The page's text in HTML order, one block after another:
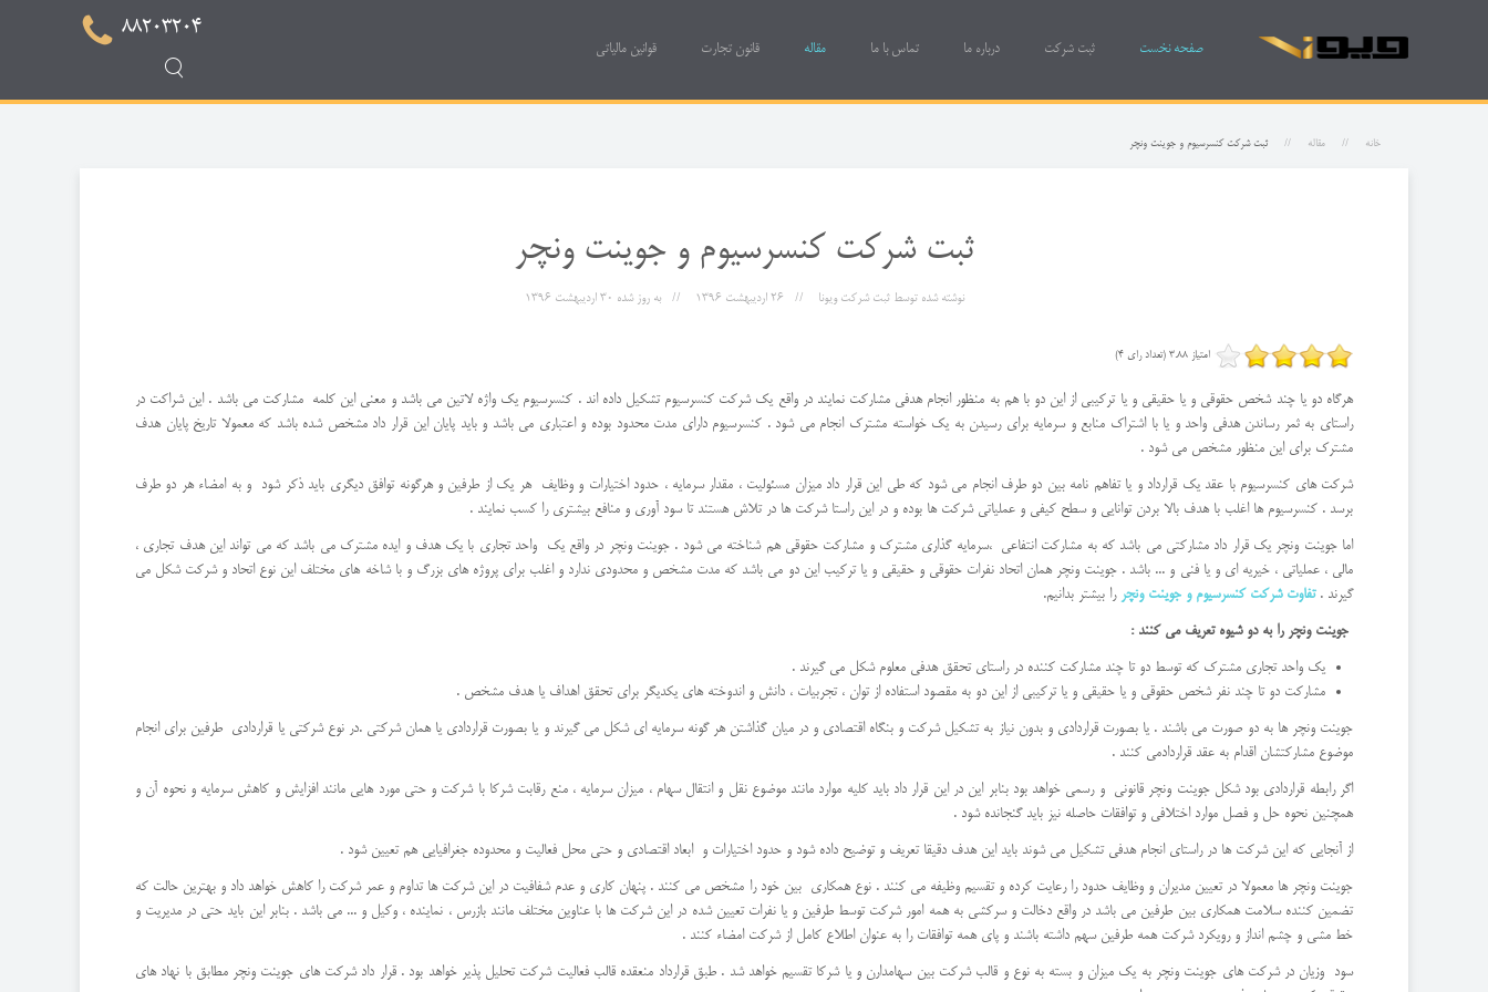
صفحه نخست ثبت شرکت درباره ما تماس با ما مقاله قانون تجارت قوانین مالیاتی
88203204
خانه مقاله ثبت شرکت کنسرسیوم و جوینت ونچر
ثبت شرکت کنسرسیوم و جوینت ونچر
نوشته شده توسطثبت شرکت ویونا 26 ارديبهشت 1396 به روز شده 30 ارديبهشت 1396
امتیاز 3.88 (تعداد رای 4)
هرگاه دو یا چند شخص حقوقی و یا حقیقی و یا ترکیبی از این دو با هم به منظور انجام هدفی مشارکت نمایند در واقع یک شرکت کنسرسیوم تشکیل داده اند . کنسرسیوم یک واژه لاتین می باشد و معنی این کلمه مشارکت می باشد . این شراکت در
راستای به ثمر رساندن هدفی واحد و یا با اشتراک منابع و سرمایه برای رسیدن به یک خواسته مشترک انجام می شود . کنسرسیوم دارای مدت محدود بوده و اعتباری می باشد و باید پایان این قرار داد مشخص شده باشد که معمولا تاریخ پایان هدف
مشترک برای این منظور مشخص می شود .
شرکت های کنسرسیوم با عقد یک قرارداد و یا تفاهم نامه بین دو طرف انجام می شود که طی این قرار داد میزان مسئولیت ، مقدار سرمایه ، حدود اختیارات و وظایف هر یک از طرفین و هرگونه توافق دیگری باید ذکر شود و به امضاء هر دو طرف
برسد . کنسرسیوم ها اغلب با هدف بالا بردن توانایی و سطح کیفی و عملیاتی شرکت ها بوده و در این راستا شرکت ها در تلاش هستند تا سود آوری و منافع بیشتری را کسب نمایند .
اما جوینت ونچر یک قرار داد مشارکتی می باشد که به مشارکت انتفاعی ،سرمایه گذاری مشترک و مشارکت حقوقی هم شناخته می شود . جوینت ونچر در واقع یک واحد تجاری با یک هدف و ایده مشترک می باشد که می تواند این هدف تجاری ،
مالی ، عملیاتی ، خیریه ای و یا فنی و ... باشد . جوینت ونچر همان اتحاد نفرات حقوقی و حقیقی و یا ترکیب این دو می باشد که مدت مشخص و محدودی ندارد و اغلب برای پروژه های بزرگ و با شاخه های مختلف این نوع اتحاد و شرکت شکل می
گیرند .تفاوت شرکت کنسرسیوم و جوینت ونچر را بیشتر بدانیم.
جوینت ونچر را به دو شیوه تعریف می کنند :
یک واحد تجاری مشترک که توسط دو تا چند مشارکت کننده در راستای تحقق هدفی معلوم شکل می گیرند .
مشارکت دو تا چند نفر شخص حقوقی و یا حقیقی و یا ترکیبی از این دو به مقصود استفاده از توان ، تجربیات ، دانش و اندوخته های یکدیگر برای تحقق اهداف یا هدف مشخص .
جوینت ونچر ها به دو صورت می باشند . یا بصورت قراردادی و بدون نیاز به تشکیل شرکت و بنگاه اقتصادی و در میان گذاشتن هر گونه سرمایه ای شکل می گیرند و یا بصورت قراردادی یا همان شرکتی .در نوع شرکتی یا قراردادی طرفین برای انجام
موضوع مشارکتشان اقدام به عقد قراردادمی کنند .
اگر رابطه قراردادی بود شکل جوینت ونچر قانونی و رسمی خواهد بود بنابر این در این قرار داد باید کلیه موارد مانند موضوع نقل و انتقال سهام ، میزان سرمایه ، منع رقابت شرکا با شرکت و حتی مورد هایی مانند افزایش و کاهش سرمایه و نحوه آن و
همچنین نحوه حل و فصل موارد اختلافی و توافقات حاصله نیز باید گنجانده شود .
از آنجایی که این شرکت ها در راستای انجام هدفی تشکیل می شوند باید این هدف دقیقا تعریف و توضیح داده شود و حدود اختیارات و ابعاد اقتصادی و حتی محل فعالیت و محدوده جغرافیایی هم تعیین شود .
جوینت ونچر ها معمولا در تعیین مدیران و وظایف حدود را رعایت کرده و تقسیم وظیفه می کنند . نوع همکاری بین خود را مشخص می کنند . پنهان کاری و عدم شفافیت در این شرکت ها تداوم و عمر شرکت را کاهش خواهد داد و بهترین حالت که
تضمین کننده سلامت همکاری بین طرفین می باشد در واقع دخالت و سرکشی به همه امور شرکت توسط طرفین و یا نفرات تعیین شده در این شرکت ها با عناوین مختلف مانند بازرس ، نماینده ، وکیل و ... می باشد . بنابر این باید حتی در مدیریت و
خط مشی و چشم انداز و رویکرد شرکت همه طرفین سهم داشته باشند و پای همه توافقات را به عنوان اطلاع کامل از شرکت امضاء کنند .
سود وزیان در شرکت های جوینت ونچر به یک میزان و بسته به نوع و قالب شرکت بین سهامدارن و یا شرکا تقسیم خواهد شد . طبق قرارداد منعقده قالب فعالیت شرکت تحلیل پذیر خواهد بود . قرار داد شرکت های جوینت ونچر مطابق با نهاد های